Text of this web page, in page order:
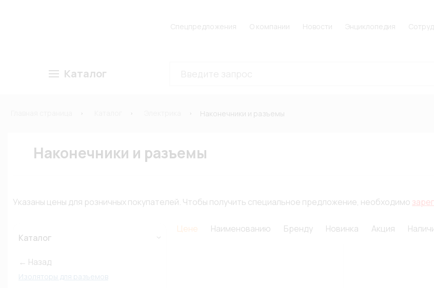
Спецпредложения О компании Новости Энциклопедия
Каталог
Наконечники и разъемы
Наконечники и разъемы
Указаны цены для розничных покупателей. Чтобы получить специальное предложение, необходимо
Каталог
← Назад
Изоляторы для разъемов
Цене Наименованию Бренду Новинка Акция